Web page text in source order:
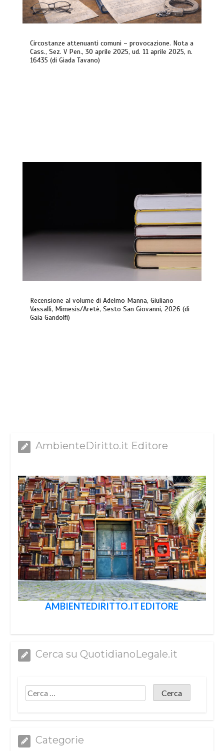
Circostanze attenuanti comuni – provocazione. Nota a
Cass., Sez. V Pen., 30 aprile 2025, ud. 11 aprile 2025, n.
16435 (di Giada Tavano)
Recensione al volume di Adelmo Manna, Giuliano
Vassalli, Mimesis/Aretè, Sesto San Giovanni, 2026 (di
Gaia Gandolfi)
AmbienteDiritto.it Editore
AMBIENTEDIRITTO.IT EDITORE
Cerca su QuotidianoLegale.it
Categorie